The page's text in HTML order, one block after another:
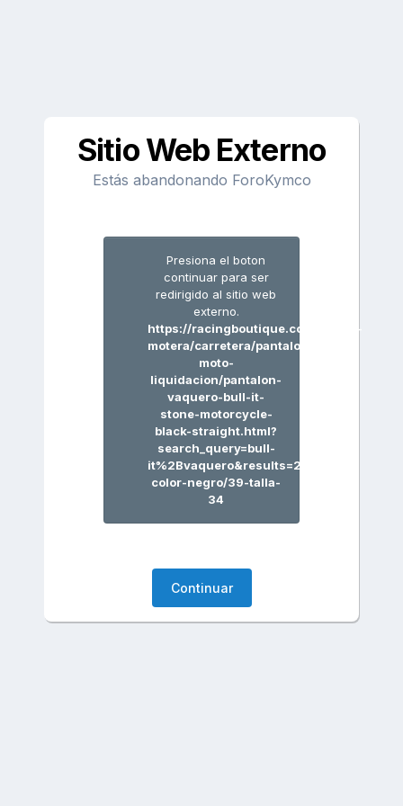
Sitio Web Externo
Estás abandonando ForoKymco
Presiona el boton
continuar para ser
redirigido al sitio web
externo.
https://racingboutique.com/tienda-
motera/carretera/pantalones-
moto-
liquidacion/pantalon-
vaquero-bull-it-
stone-motorcycle-
black-straight.html?
search_query=bull-
it%2Bvaquero&results=20#/251-
color-negro/39-talla-
34
Continuar